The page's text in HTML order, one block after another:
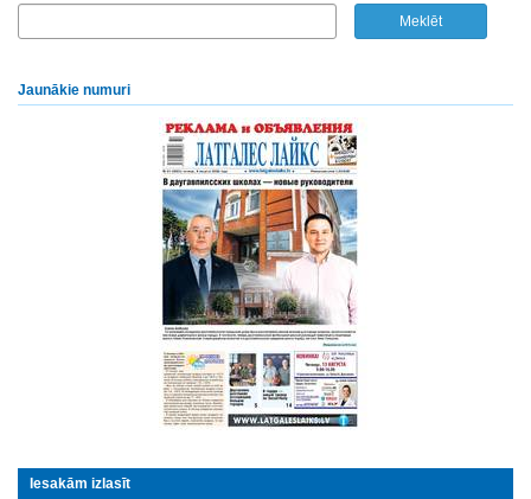
Jaunākie numuri
Iesakām izlasīt